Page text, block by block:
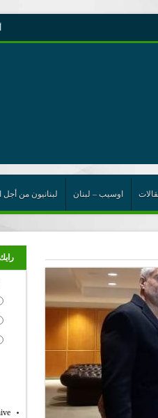
من حالة الجمود
اوسيب – لبنان لبنانيون من أجل